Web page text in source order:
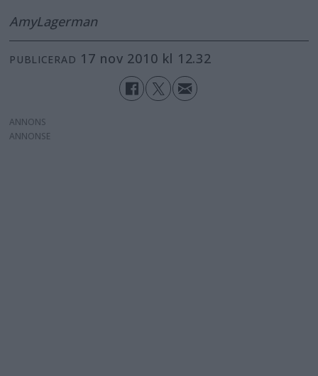
AmyLagerman
PUBLICERAD 17 nov 2010 kl 12.32
ANNONS